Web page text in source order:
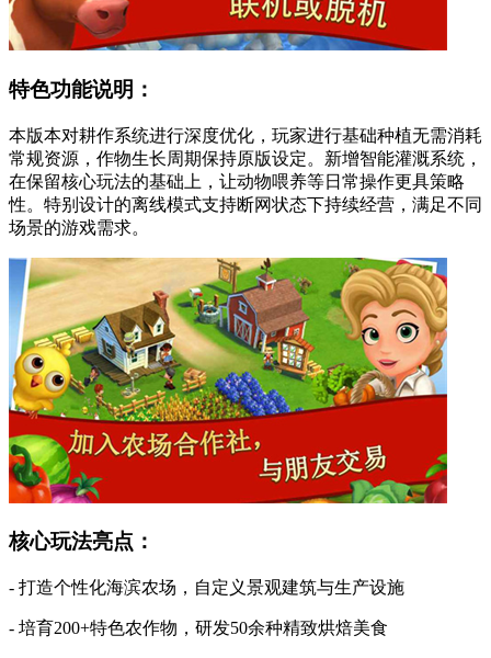
特色功能说明：
本版本对耕作系统进行深度优化，玩家进行基础种植无需消耗
常规资源，作物生长周期保持原版设定。新增智能灌溉系统，
在保留核心玩法的基础上，让动物喂养等日常操作更具策略
性。特别设计的离线模式支持断网状态下持续经营，满足不同
场景的游戏需求。
核心玩法亮点：
- 打造个性化海滨农场，自定义景观建筑与生产设施
- 培育200+特色农作物，研发50余种精致烘焙美食